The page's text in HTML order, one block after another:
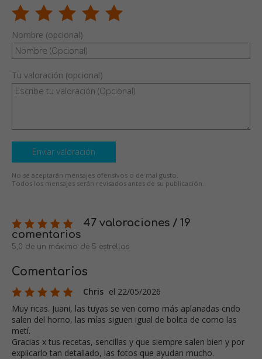
Nombre (opcional)
Tu valoración (opcional)
Enviar valoración
No se aceptarán mensajes ofensivos o de mal gusto.
Todos los mensajes serán revisados antes de su publicación.
47 valoraciones / 19
comentarios
5,0 de un máximo de 5 estrellas
Comentarios
Chris el 22/05/2026
Muy ricas. Juani, las tuyas se ven como más aplanadas cndo
salen del horno, las mías siguen igual de bolita de como las
metí.
Gracias x tus recetas, sencillas y que siempre salen bien y por
explicarlo tan detallado, las fotos que ayudan mucho.